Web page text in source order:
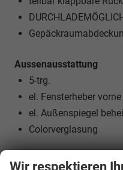
Aussenausstattung
5-trg.
el. Fensterheber vorne
el. Außenspiegel
Colorverglasung
Licht und Sicht
Wir respektieren